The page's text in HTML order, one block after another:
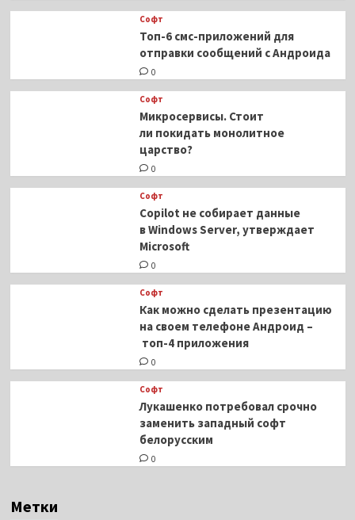
Софт
Топ-6 смс-приложений для
отправки сообщений с Андроида
0
Софт
Микросервисы. Стоит
ли покидать монолитное
царство?
0
Софт
Copilot не собирает данные
в Windows Server, утверждает
Microsoft
0
Софт
Как можно сделать презентацию
на своем телефоне Андроид –
топ-4 приложения
0
Софт
Лукашенко потребовал срочно
заменить западный софт
белорусским
0
Метки